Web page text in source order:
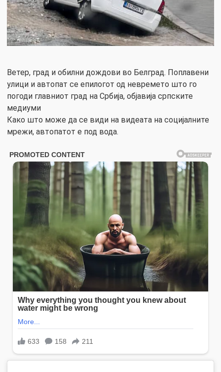
Ветер, град и обилни дождови во Белград. Поплавени
улици и автопат се епилогот од невремето што го
погоди главниот град на Србија, објавија српските
медиуми
Како што може да се види на видеата на социјалните
мрежи, автопатот е под вода.